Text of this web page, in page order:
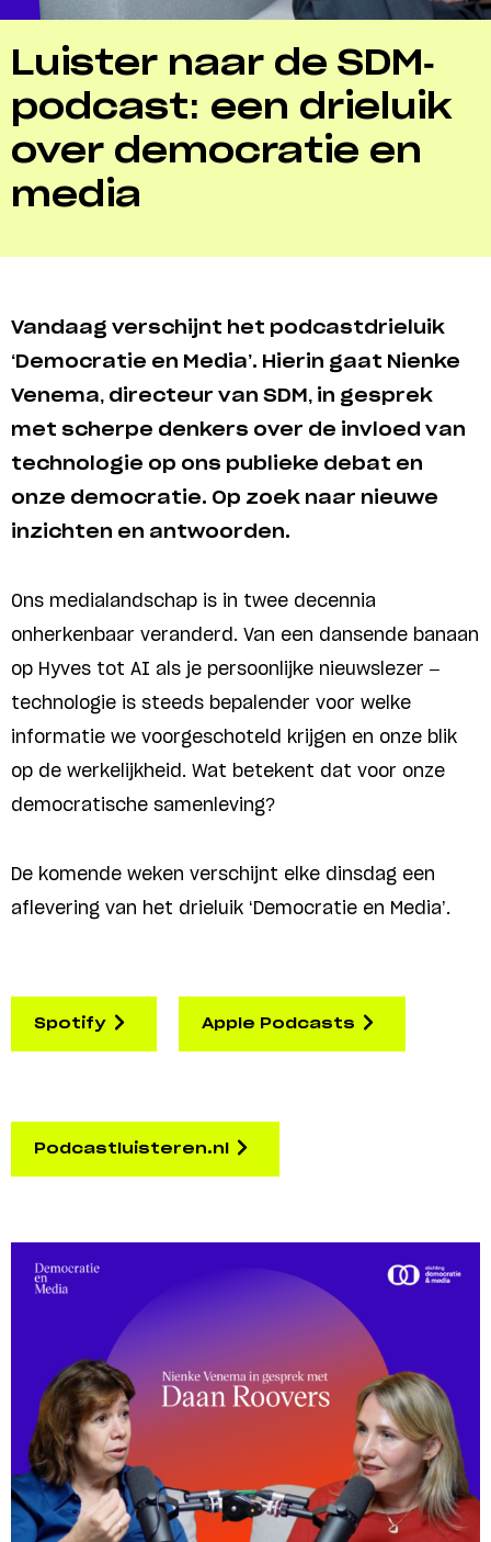
Luister naar de SDM-
podcast: een drieluik
over democratie en
media
Vandaag verschijnt het podcastdrieluik
‘Democratie en Media’. Hierin gaat Nienke
Venema, directeur van SDM, in gesprek
met scherpe denkers over de invloed van
technologie op ons publieke debat en
onze democratie. Op zoek naar nieuwe
inzichten en antwoorden.
Ons medialandschap is in twee decennia
onherkenbaar veranderd. Van een dansende banaan
op Hyves tot AI als je persoonlijke nieuwslezer –
technologie is steeds bepalender voor welke
informatie we voorgeschoteld krijgen en onze blik
op de werkelijkheid. Wat betekent dat voor onze
democratische samenleving?
De komende weken verschijnt elke dinsdag een
aflevering van het drieluik ‘Democratie en Media’.
Spotify Apple Podcasts
Podcastluisteren.nl